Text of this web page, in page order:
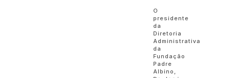
O
presidente
da
Diretoria
Administrativa
da
Fundação
Padre
Albino,